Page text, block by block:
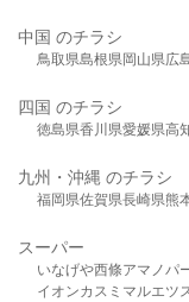
中国 のチラシ
鳥取県島根県岡山県広
四国 のチラシ
徳島県香川県愛媛県高
九州・沖縄 のチラシ
福岡県佐賀県長崎県熊
スーパー
いなげや西條アマノパ
イオンカスミ マルエツ